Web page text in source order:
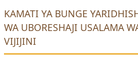
KAMATI YA BUNGE
WA UBORESHAJI USALAMA
VIJIJINI